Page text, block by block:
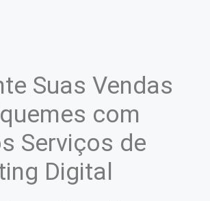
Suas Vendas
com
Serviços de
Digital